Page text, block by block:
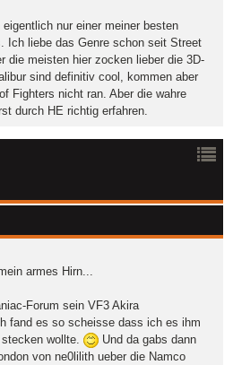
nur einer meiner besten
Ich liebe das Genre schon seit Street
die meisten hier zocken lieber die 3D-
sind definitiv cool, kommen aber
Fighters nicht ran. Aber die wahre
durch HE richtig erfahren.
armes Hirn...
Forum sein VF3 Akira
fand es so scheisse dass ich es ihm
wollte.
Und da gabs dann
von ne0lilith ueber die Namco